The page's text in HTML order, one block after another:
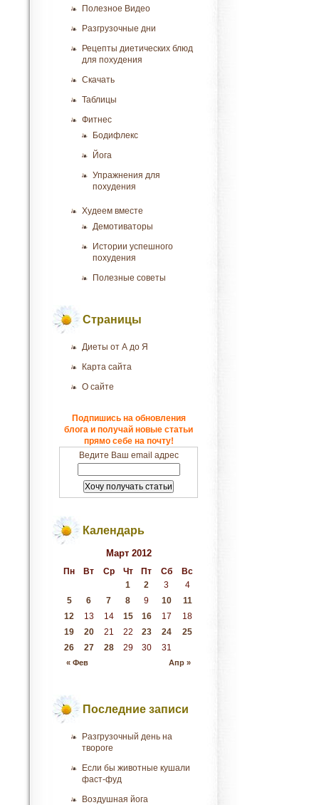
Полезное Видео
Разгрузочные дни
Рецепты диетических блюд
для похудения
Скачать
Таблицы
Фитнес
Бодифлекс
Йога
Упражнения для
похудения
Худеем вместе
Демотиваторы
Истории успешного
похудения
Полезные советы
Страницы
Диеты от А до Я
Карта сайта
О сайте
Подпишись на обновления
блога и получай новые статьи
прямо себе на почту!
Ведите Ваш email адрес
Календарь
Март 2012
Пн Вт Ср Чт Пт Сб Вс
« Фев Апр »
1 2 3
4
5
6 7 8 9 10
11
12
13 14 15 16 17
18
19
20 21 22 23 24
25
26
27 28 29 30 31
Последние записи
Разгрузочный день на
твороге
Если бы животные кушали
фаст-фуд
Воздушная йога